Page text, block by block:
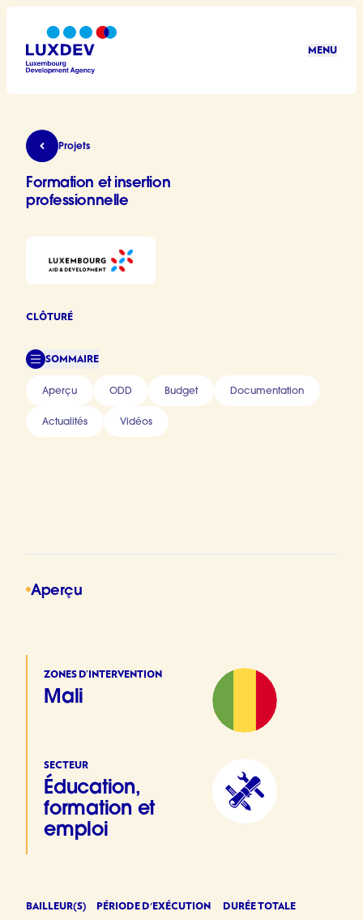
Aller au contenu principal
MENU
Formation et insertion professionnelle
Projets
Formation et insertion
professionnelle
CLÔTURÉ
SOMMAIRE
Aperçu ODD Budget Documentation
Actualités Vidéos
Aperçu
ZONES D’INTERVENTION
Mali
SECTEUR
Éducation,
formation et
emploi
BAILLEUR(S) PÉRIODE D'EXÉCUTION DURÉE TOTALE